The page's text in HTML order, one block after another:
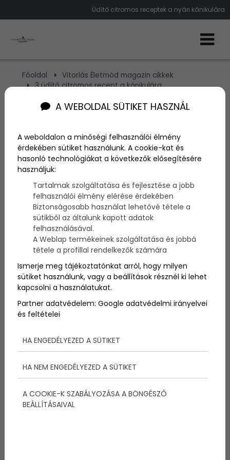
Üdítő citromos receptek a nyári kánikulára
Főoldal
Vitorlás Életmód magazin cikkek
3 üdítő citromos recept a kánikulára
kánikulára
Szerző:admin
Egy limonádé, vagy egycitromosédesség
felüdülést jelenthet ebben a nyárikánikulában
amikor állandóan szomjas az ember. Most 3
citromos receptetmutatunk, amiket érdemes
kipróbálni!
Megosztás:
További bejegyzések
A WEBOLDAL SÜTIKET HASZNÁL
A weboldalon a minőségi felhasználói élmény
érdekében sütiket használunk. A cookie-kat és
hasonló technológiákat a következők elősegítésére
használjuk:
Tartalmak szolgáltatása és fejlesztése a jobb
felhasználói élmény elérése érdekében
Biztonságosabb használat lehetővé tétele a
sütikből az általunk kapott adatok
felhasználásával.
A Weblap termékeinek szolgáltatása és jobbá
tétele a profillal rendelkezők számára
Ismerje meg tájékoztatónkat arról, hogy milyen
sütiket használunk, vagy a beállítások résznél ki lehet
kapcsolni a használatukat.
Partner adatvédelem: Google adatvédelmi irányelvei
és feltételei
HA ENGEDÉLYEZED A SÜTIKET
HA NEM ENGEDÉLYEZED A SÜTIKET
A COOKIE-K SZABÁLYOZÁSA A BÖNGÉSZŐ
BEÁLLÍTÁSAIVAL